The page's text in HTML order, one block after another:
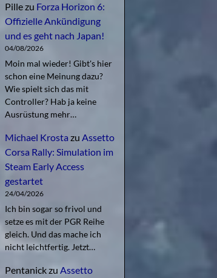
Pillezu Forza Horizon 6:
Offizielle Ankündigung
und es geht nach Japan!
04/08/2026
Moin mal wieder! Gibt's hier
schon eine Meinung dazu?
Wie spielt sich das mit
Controller? Hab ja keine
Ausrüstung mehr…
Michael Krosta zu Assetto
Corsa Rally: Simulation im
Steam Early Access
gestartet
24/04/2026
Ich bin sogar so frivol und
setze es mit der PGR Reihe
gleich. Und das mache ich
nicht leichtfertig. Jetzt…
Pentanickzu Assetto